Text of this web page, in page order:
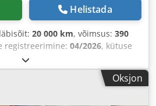
Helistada
20 000 km, võimsus: 390
registreerimine: 04/2026, kütuse
26 000 kg
automaatne, vedrustus:teras,
kiirusehoidja, kliimaseade,Oksjon